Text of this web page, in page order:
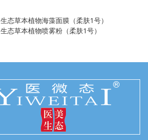
生态草本植物海藻面膜（柔肤1号）
生态草本植物喷雾粉（柔肤1号）